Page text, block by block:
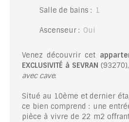
Salle de bains : 1
Ascenseur : Oui
Venez découvrir cet
EXCLUSIVITÉ à SEVRAN (93270),
avec cave.
Situé au 10ème et dernier
ce bien comprend : une
pièce à vivre de 22 m2